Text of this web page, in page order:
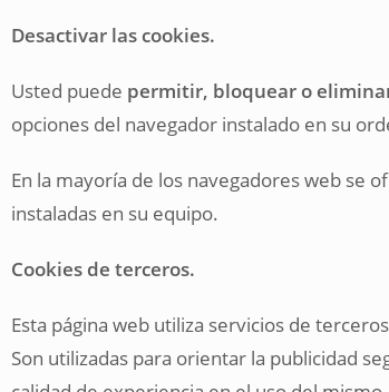
Desactivar las cookies.
Usted puede permitir, bloquear o
opciones del navegador instalado en su
En la mayoría de los navegadores web se
instaladas en su equipo.
Cookies de terceros.
Esta página web utiliza servicios de
Son utilizadas para orientar la publicidad